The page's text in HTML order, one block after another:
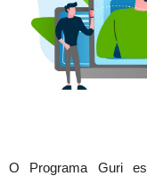
O Programa Guri